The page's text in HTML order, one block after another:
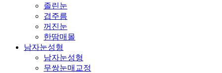
졸린눈
겹주름
꺼진눈
한땀매몰
남자눈성형
남자눈성형
무쌍눈매교정